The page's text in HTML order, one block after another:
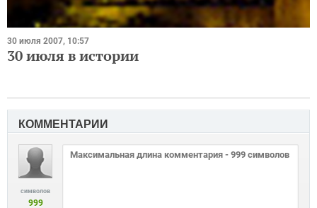
30 июля 2007, 10:57
30 июля в истории
КОММЕНТАРИИ
символов
999